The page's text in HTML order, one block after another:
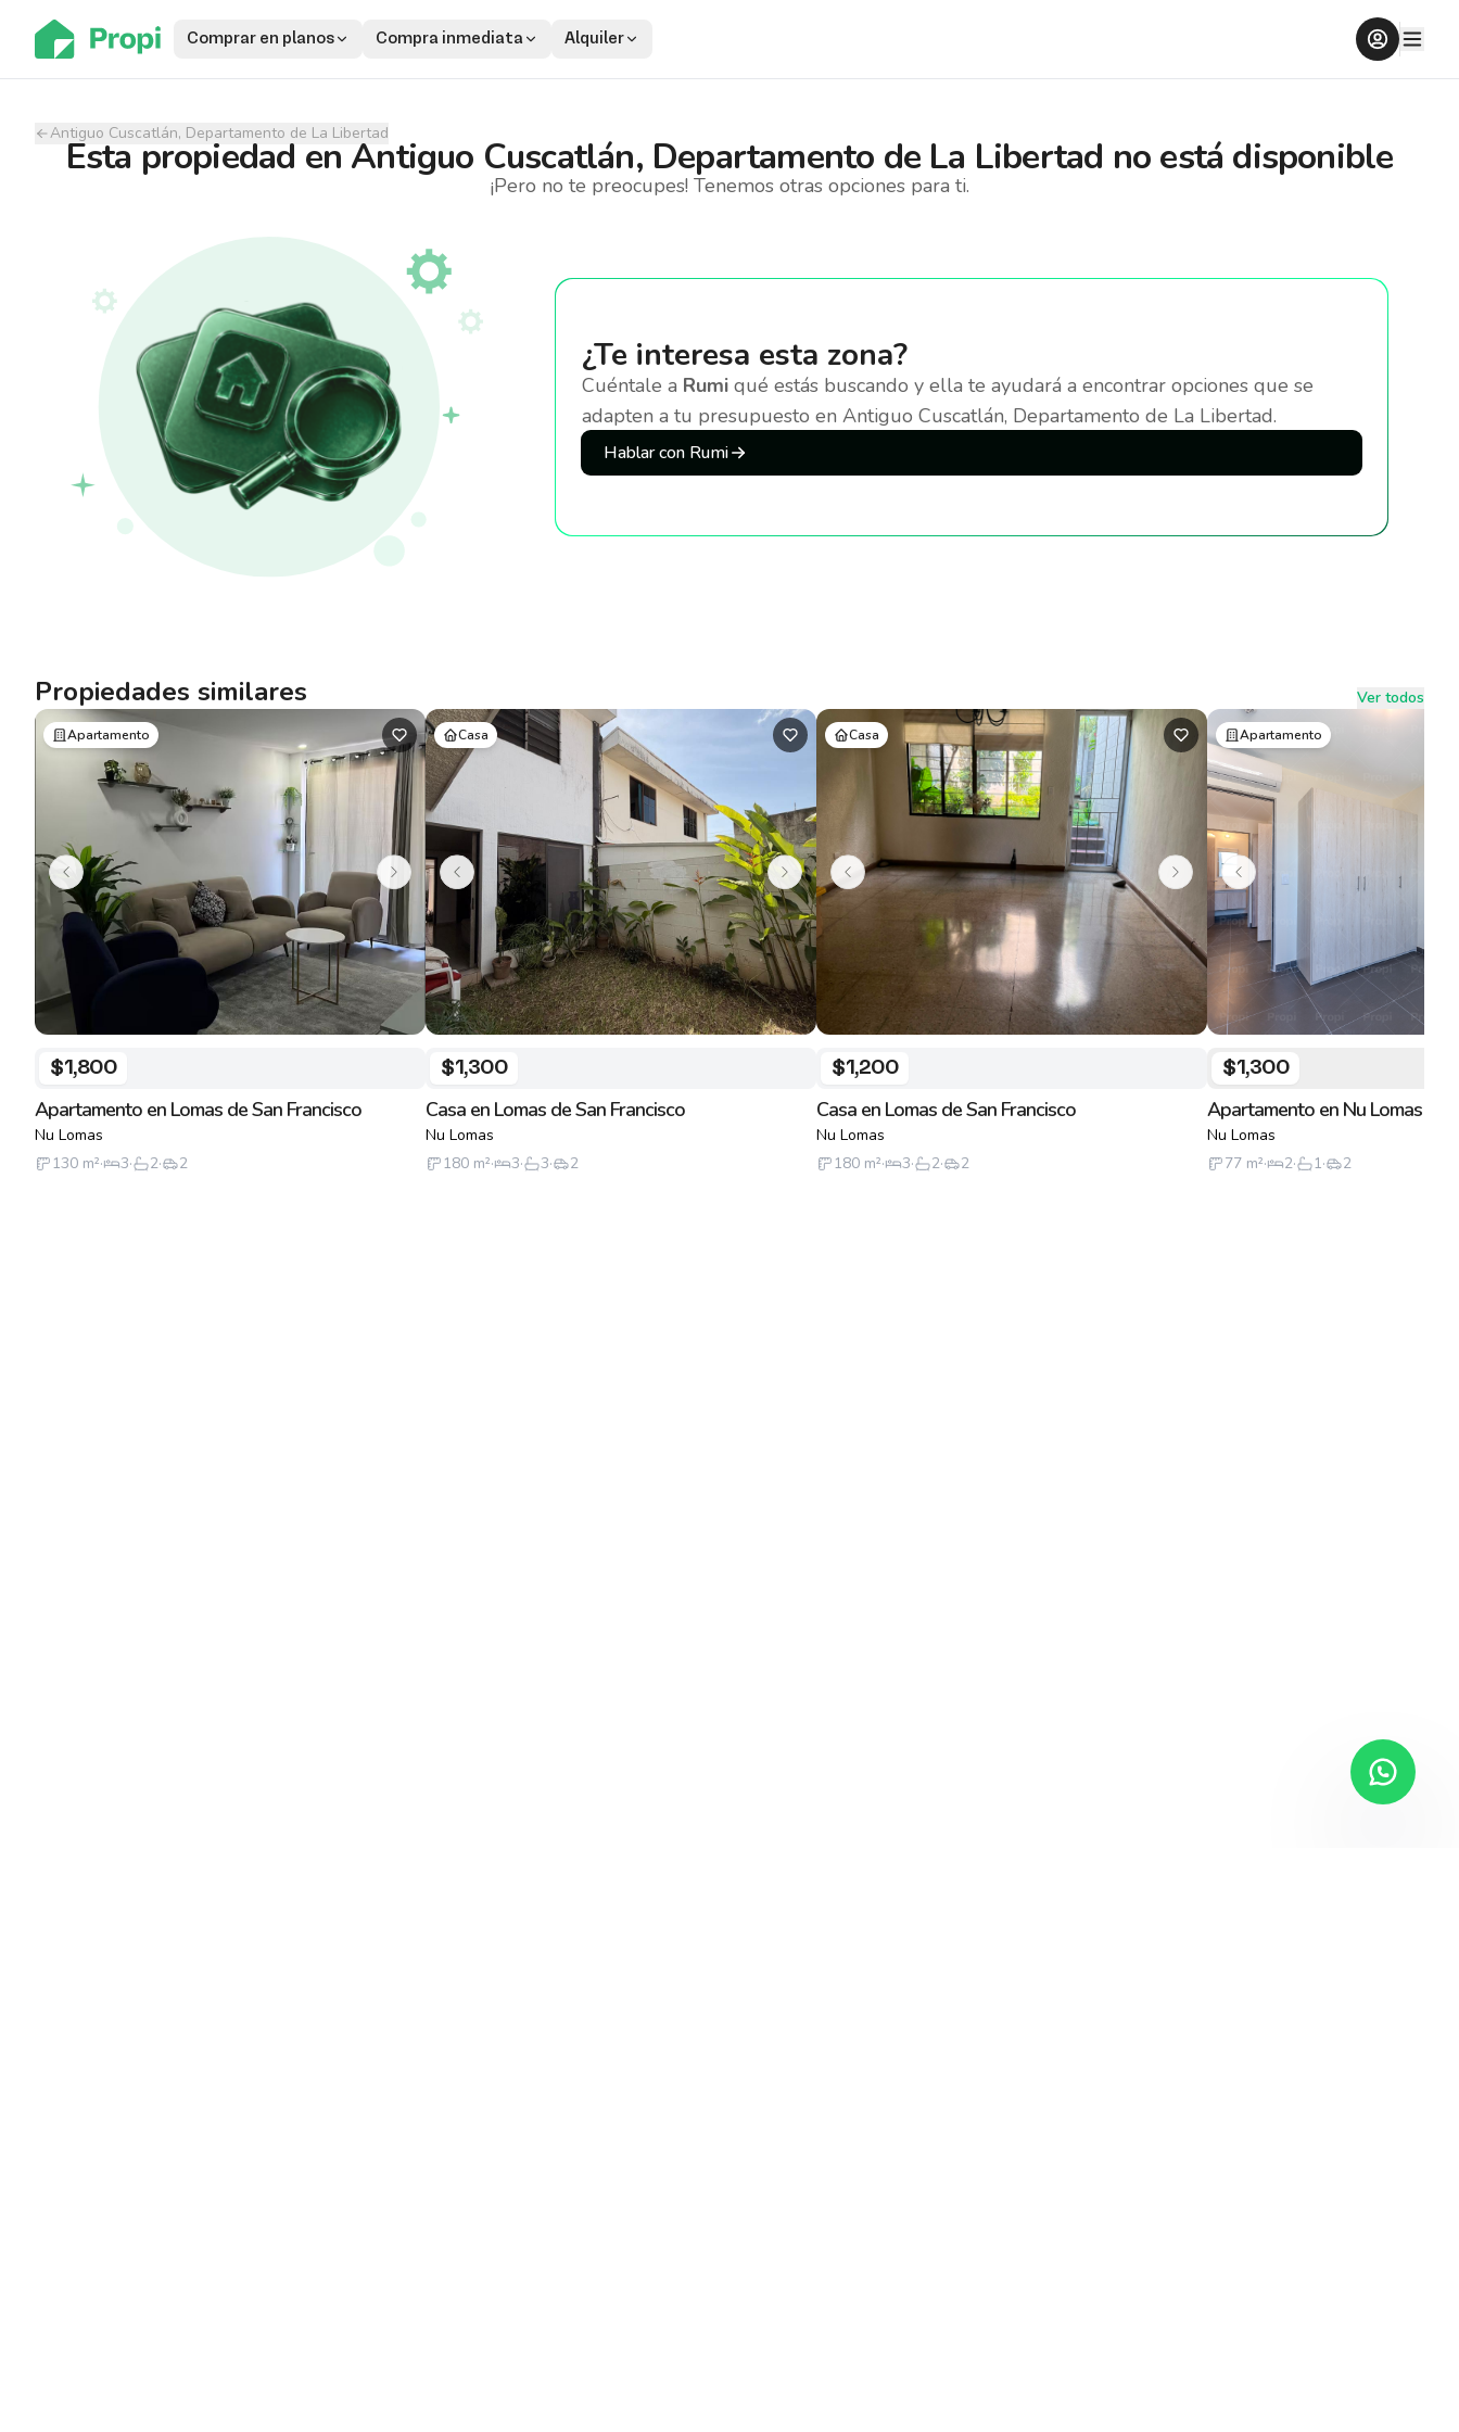
Comprar en planos Compra inmediata Alquiler
Antiguo Cuscatlán, Departamento de La Libertad
Esta propiedad en Antiguo Cuscatlán, Departamento de La Libertad no está disponible
¡Pero no te preocupes! Tenemos otras opciones para ti.
¿Te interesa esta zona?
Cuéntale a Rumi qué estás buscando y ella te ayudará a encontrar opciones que se
adapten a tu presupuesto en Antiguo Cuscatlán, Departamento de La Libertad.
Hablar con Rumi
Propiedades similares Ver todos
Apartamento
$1,800
Apartamento en Lomas de San Francisco
Nu Lomas
130 m²· 3· 2· 2
Casa
$1,300
Casa en Lomas de San Francisco
Nu Lomas
180 m²· 3· 3· 2
Casa
$1,200
Casa en Lomas de San Francisco
Nu Lomas
180 m²· 3· 2· 2
Apartamento
$1,300
Apartamento en Nu Lomas
Nu Lomas
77 m²· 2· 1· 2